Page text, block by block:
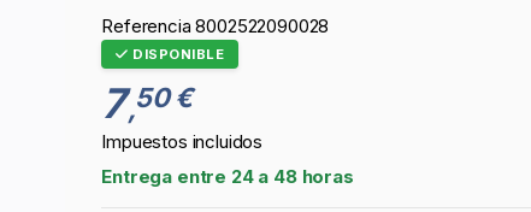
Referencia 8002522090028
DISPONIBLE
7,50 €
Impuestos incluidos
Entrega entre 24 a 48 horas